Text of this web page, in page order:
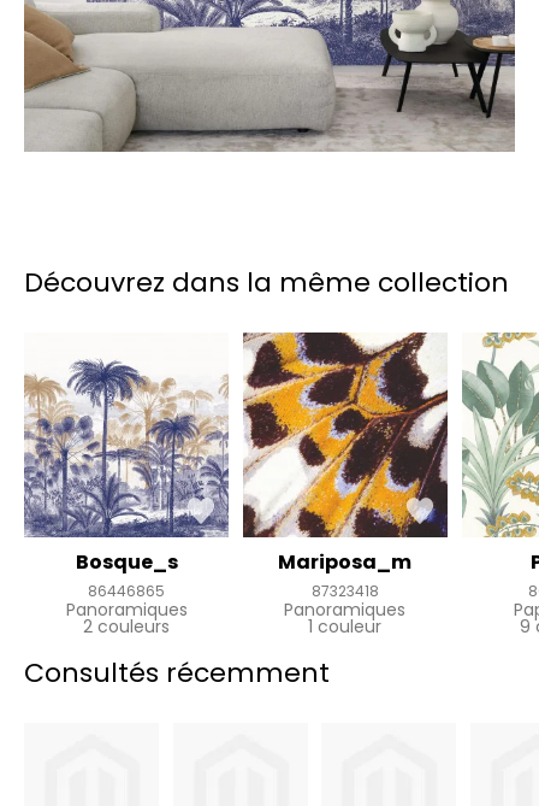
Découvrez dans la même collection
Bosque_s
86446865
Panoramiques
2 couleurs
Mariposa_m
87323418
Panoramiques
1 couleur 9
Consultés récemment